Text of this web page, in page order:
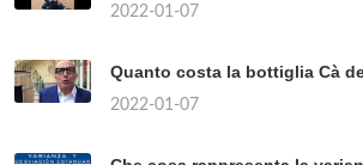
2022-01-07
Quanto costa la bottiglia Cà
2022-01-07